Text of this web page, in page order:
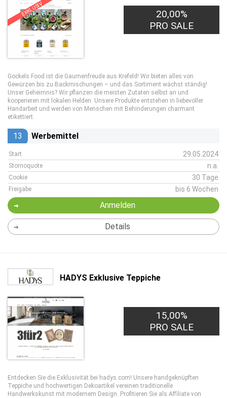
EXKLUSIV
20,00%
PRO SALE
Gockels Food ist die Gaumenfreude aus Krefeld! Wir bieten alles von
Gewürzen bis zu Backmischungen – und das Sortiment wächst ständig!
Unser Geheimnis? Wir pflanzen die meisten Zutaten selbst an und
kooperieren mit lokalen Helden. Unsere Produkte entstehen in liebevoller
Handarbeit und werden von Menschen mit Behinderungen charmant
etikettiert.
13 Werbemittel
Start 29.05.2024
Stornoquote n.a.
Cookie 30 Tage
Freigabe bis 6 Wochen
Anmelden
Details
HADYS Exklusive Teppiche
15,00%
PRO SALE
Entdecken Sie die Exklusivität bei hadys.com! Unsere handgeknüpften
Teppiche und hochwertigen Dekoartikel vereinen traditionelle
Handwerkskunst mit modernem Design. Profitieren Sie als Affiliate von